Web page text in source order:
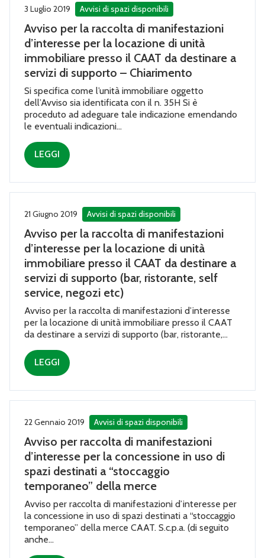
3 Luglio 2019 Avvisi di spazi disponibili
Avviso per la raccolta di manifestazioni
d’interesse per la locazione di unità
immobiliare presso il CAAT da destinare a
servizi di supporto – Chiarimento
Si specifica come l’unità immobiliare oggetto
dell’Avviso sia identificata con il n. 35H Si è
proceduto ad adeguare tale indicazione emendando
le eventuali indicazioni...
LEGGI
21 Giugno 2019 Avvisi di spazi disponibili
Avviso per la raccolta di manifestazioni
d’interesse per la locazione di unità
immobiliare presso il CAAT da destinare a
servizi di supporto (bar, ristorante, self
service, negozi etc)
Avviso per la raccolta di manifestazioni d’interesse
per la locazione di unità immobiliare presso il CAAT
da destinare a servizi di supporto (bar, ristorante,...
LEGGI
22 Gennaio 2019 Avvisi di spazi disponibili
Avviso per raccolta di manifestazioni
d’interesse per la concessione in uso di
spazi destinati a “stoccaggio
temporaneo” della merce
Avviso per raccolta di manifestazioni d’interesse per
la concessione in uso di spazi destinati a “stoccaggio
temporaneo” della merce CAAT. S.c.p.a. (di seguito
anche...